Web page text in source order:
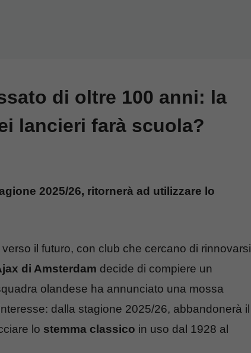
di oltre 100 anni: la
lancieri farà scuola?
2025/26, ritornerà ad utilizzare lo
il futuro, con club che cercano di rinnovarsi
di Amsterdam decide di compiere un
olandese ha annunciato una mossa
dalla stagione 2025/26, abbandonerà il
lo stemma classico in uso dal 1928 al